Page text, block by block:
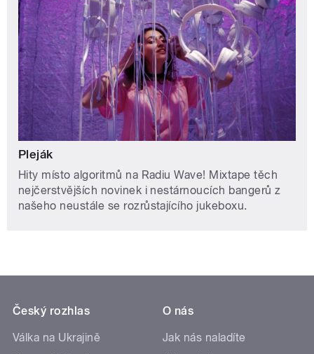
Pleják
Hity místo algoritmů na Radiu Wave! Mixtape těch
nejčerstvějších novinek i nestárnoucích bangerů z
našeho neustále se rozrůstajícího jukeboxu.
Český rozhlas
Válka na Ukrajině
O nás
Jak nás naladíte